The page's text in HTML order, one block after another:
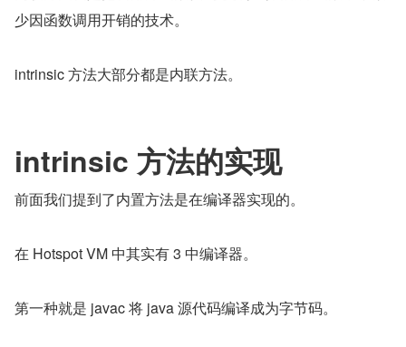
少因函数调用开销的技术。
intrinsic 方法大部分都是内联方法。
intrinsic 方法的实现
前面我们提到了内置方法是在编译器实现的。
在 Hotspot VM 中其实有 3 中编译器。
第一种就是 javac 将 java 源代码编译成为字节码。